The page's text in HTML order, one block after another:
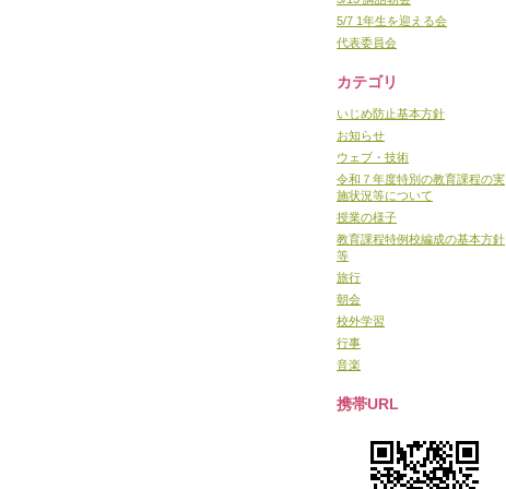
5/7 1年生を迎える会
代表委員会
カテゴリ
いじめ防止基本方針
お知らせ
ウェブ・技術
令和７年度特別の教育課程の実
施状況等について
授業の様子
教育課程特例校編成の基本方針
等
旅行
朝会
校外学習
行事
音楽
携帯URL